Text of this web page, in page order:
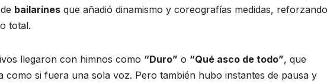
bailarines que añadió dinamismo y coreografías medidas, reforzando
total.
llegaron con himnos como “Duro” o “Qué asco de todo”, que
como si fuera una sola voz. Pero también hubo instantes de pausa y